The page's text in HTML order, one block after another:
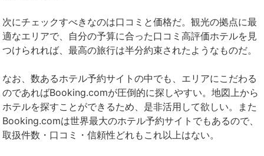
次にチェックすべきなのは口コミと価格だ。観光の拠点に最
適なエリアで、自分の予算に合った口コミ高評価ホテルを見
つけられれば、最高の旅行は半分約束されたようなものだ。
なお、数あるホテル予約サイトの中でも、エリアにこだわる
のであればBooking.comが圧倒的に探しやすい。地図上から
ホテルを探すことができるため、是非活用して欲しい。また
Booking.comは世界最大のホテル予約サイトでもあるので、
取扱件数・口コミ・信頼性どれもこれ以上はない。